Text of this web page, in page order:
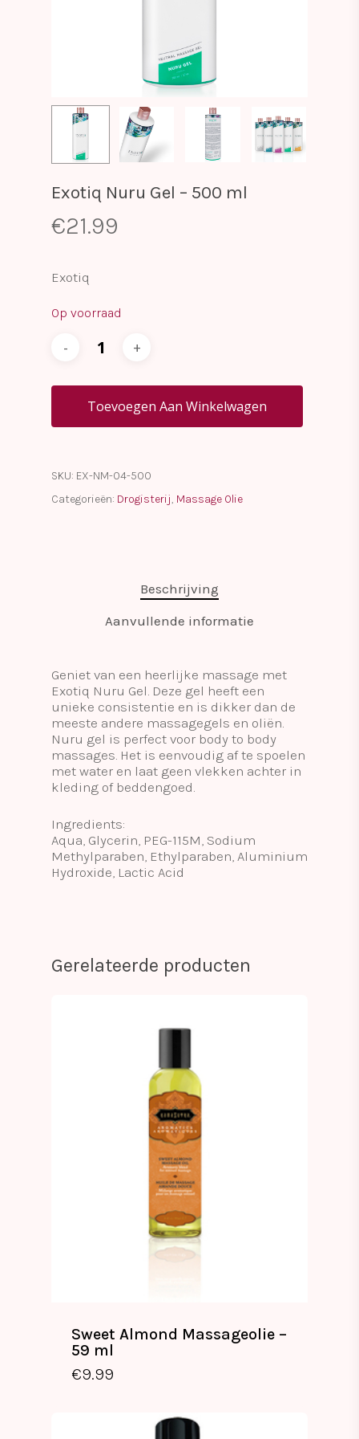
Exotiq Nuru Gel – 500 ml
€21.99
Exotiq
Op voorraad
Toevoegen Aan Winkelwagen
SKU: EX-NM-04-500
Categorieën: Drogisterij, Massage Olie
Beschrijving
Aanvullende informatie
Geniet van een heerlijke massage met
Exotiq Nuru Gel. Deze gel heeft een
unieke consistentie en is dikker dan de
meeste andere massagegels en oliën.
Nuru gel is perfect voor body to body
massages. Het is eenvoudig af te spoelen
met water en laat geen vlekken achter in
kleding of beddengoed.
Ingredients:
Aqua, Glycerin, PEG-115M, Sodium
Methylparaben, Ethylparaben, Aluminium
Hydroxide, Lactic Acid
Gerelateerde producten
Sweet Almond Massageolie –
59 ml
€9.99